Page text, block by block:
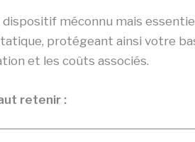
méconnu mais
protégeant ainsi votre
et les coûts associés.
retenir :